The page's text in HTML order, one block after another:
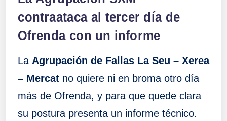
contraataca al tercer día de
Ofrenda con un informe
La Agrupación de Fallas La Seu – Xerea
– Mercat no quiere ni en broma otro día
más de Ofrenda, y para que quede clara
su postura presenta un informe técnico.